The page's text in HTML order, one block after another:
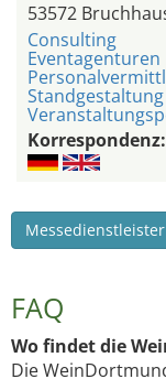
53572
Consulting
Eventagenturen
Standgestaltung
Korrespondenz:
FAQ
Wo findet die
Die